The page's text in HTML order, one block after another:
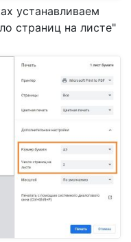
устанавливаем
страниц на листе"